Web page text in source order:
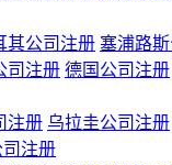
其公司注册 塞浦路
司注册 德国公司注册
注册 乌拉圭公司注册
注册